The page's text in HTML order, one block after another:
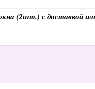
(2шт.) с доставкой